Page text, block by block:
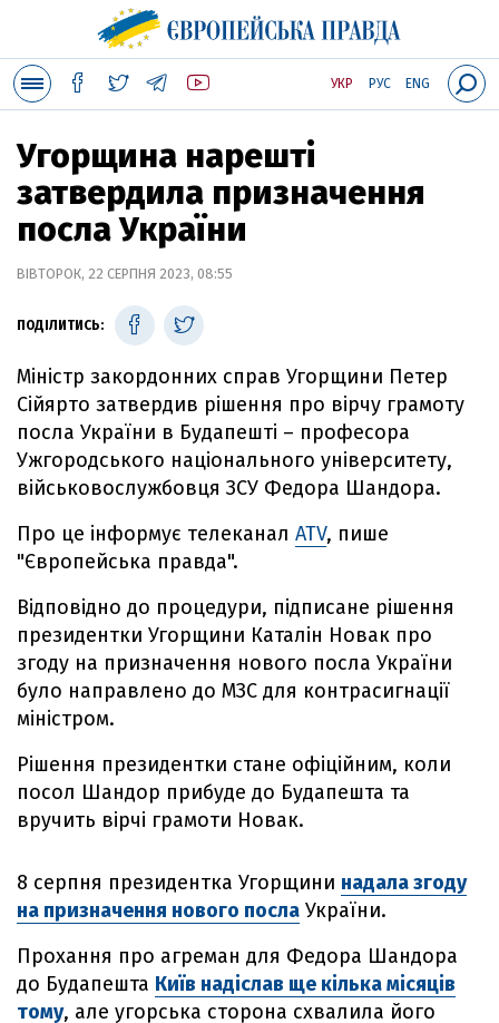
УКР РУС ENG
Угорщина нарешті
затвердила призначення
посла України
ВІВТОРОК, 22 СЕРПНЯ 2023, 08:55
ПОДІЛИТИСЬ:
Міністр закордонних справ Угорщини Петер
Сійярто затвердив рішення про вірчу грамоту
посла України в Будапешті – професора
Ужгородського національного університету,
військовослужбовця ЗСУ Федора Шандора.
Про це інформує телеканал ATV, пише
"Європейська правда".
Відповідно до процедури, підписане рішення
президентки Угорщини Каталін Новак про
згоду на призначення нового посла України
було направлено до МЗС для контрасигнації
міністром.
Рішення президентки стане офіційним, коли
посол Шандор прибуде до Будапешта та
вручить вірчі грамоти Новак.
8 серпня президентка Угорщини надала згоду
на призначення нового посла України.
Прохання про агреман для Федора Шандора
до Будапешта Київ надіслав ще кілька місяців
тому, але угорська сторона схвалила його